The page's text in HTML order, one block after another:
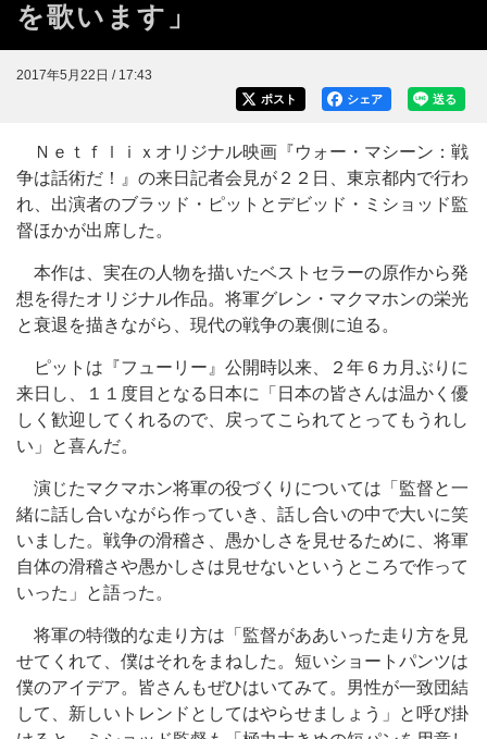
を歌います」
2017年5月22日 / 17:43
送る
シェア
ポスト
Ｎｅｔｆｌｉｘオリジナル映画『ウォー・マシーン：戦
争は話術だ！』の来日記者会見が２２日、東京都内で行わ
れ、出演者のブラッド・ピットとデビッド・ミショッド監
督ほかが出席した。
本作は、実在の人物を描いたベストセラーの原作から発
想を得たオリジナル作品。将軍グレン・マクマホンの栄光
と衰退を描きながら、現代の戦争の裏側に迫る。
ピットは『フューリー』公開時以来、２年６カ月ぶりに
来日し、１１度目となる日本に「日本の皆さんは温かく優
しく歓迎してくれるので、戻ってこられてとってもうれし
い」と喜んだ。
演じたマクマホン将軍の役づくりについては「監督と一
緒に話し合いながら作っていき、話し合いの中で大いに笑
いました。戦争の滑稽さ、愚かしさを見せるために、将軍
自体の滑稽さや愚かしさは見せないというところで作って
いった」と語った。
将軍の特徴的な走り方は「監督がああいった走り方を見
せてくれて、僕はそれをまねした。短いショートパンツは
僕のアイデア。皆さんもぜひはいてみて。男性が一致団結
して、新しいトレンドとしてはやらせましょう」と呼び掛